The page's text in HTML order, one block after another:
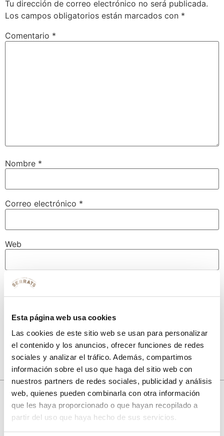
Esta página web usa cookies
Las cookies de este sitio web se usan para personalizar
el contenido y los anuncios, ofrecer funciones de redes
sociales y analizar el tráfico. Además, compartimos
información sobre el uso que haga del sitio web con
nuestros partners de redes sociales, publicidad y análisis
web, quienes pueden combinarla con otra información
que les haya proporcionado o que hayan recopilado a
partir del uso que haya hecho de sus servicios.
Tu dirección de correo electrónico no será publicada.
Los campos obligatorios están marcados con *
Comentario *
Nombre *
Correo electrónico *
Web
10% de descuento